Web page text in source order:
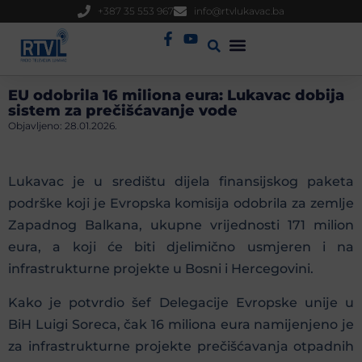
+387 35 553 967 info@rtvlukavac.ba
EU odobrila 16 miliona eura: Lukavac dobija
sistem za prečišćavanje vode
Objavljeno: 28.01.2026.
Lukavac je u središtu dijela finansijskog paketa
podrške koji je Evropska komisija odobrila za zemlje
Zapadnog Balkana, ukupne vrijednosti 171 milion
eura, a koji će biti djelimično usmjeren i na
infrastrukturne projekte u Bosni i Hercegovini.
Kako je potvrdio šef Delegacije Evropske unije u
BiH Luigi Soreca, čak 16 miliona eura namijenjeno je
za infrastrukturne projekte prečišćavanja otpadnih